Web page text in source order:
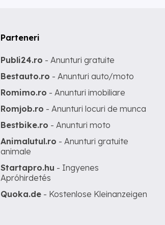
Parteneri
Publi24.ro - Anunturi gratuite
Bestauto.ro - Anunturi auto/moto
Romimo.ro - Anunturi imobiliare
Romjob.ro - Anunturi locuri de munca
Bestbike.ro - Anunturi moto
Animalutul.ro - Anunturi gratuite
animale
Startapro.hu - Ingyenes
Apróhirdetés
Quoka.de - Kostenlose Kleinanzeigen